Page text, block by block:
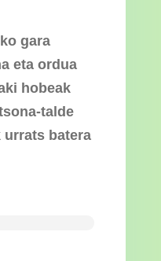
gara
eta ordua
hobeak
talde
urrats batera